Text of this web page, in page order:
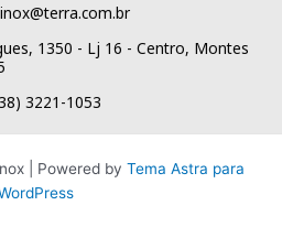
seu projeto dos
1350 - Lj 16 - Centro, Montes
3221-1053
| Powered by Tema Astra para